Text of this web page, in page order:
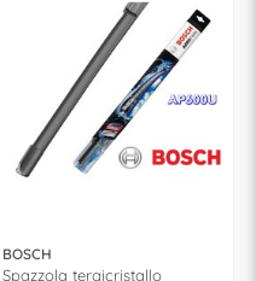
BOSCH
Spazzola tergicristallo